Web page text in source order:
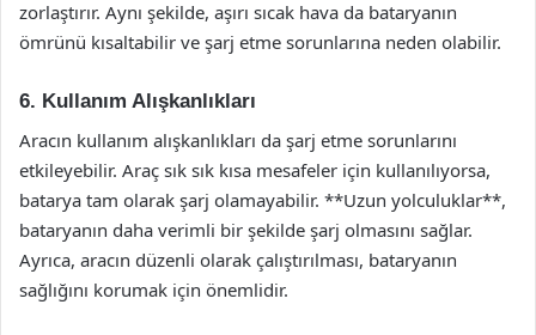
zorlaştırır. Aynı şekilde, aşırı sıcak hava da bataryanın
ömrünü kısaltabilir ve şarj etme sorunlarına neden olabilir.
6. Kullanım Alışkanlıkları
Aracın kullanım alışkanlıkları da şarj etme sorunlarını
etkileyebilir. Araç sık sık kısa mesafeler için kullanılıyorsa,
batarya tam olarak şarj olamayabilir. **Uzun yolculuklar**,
bataryanın daha verimli bir şekilde şarj olmasını sağlar.
Ayrıca, aracın düzenli olarak çalıştırılması, bataryanın
sağlığını korumak için önemlidir.